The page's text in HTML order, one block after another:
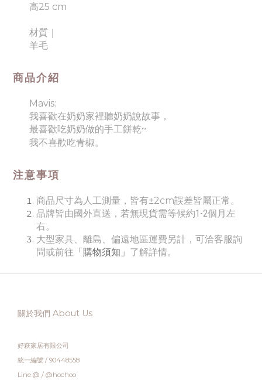
高25 cm
材質｜
羊毛
商品介紹
Mavis:
我喜歡在奶奶家裡聽奶奶說故事，
最喜歡吃奶奶做的手工餅乾~
我不喜歡吃青椒。
注意事項
商品尺寸為人工測量，皆有±2cm誤差皆屬正常。
品牌皆由國外直送，若無現貨需等候約1-2個月左
右。
大型家具、離島、偏遠地區運費另計，可洽客服詢
問或前往 「購物須知」 了解詳情。
關於我們 About Us
好萩家居有限公司
統一編號 / 90448558
Line @ / @hochoo